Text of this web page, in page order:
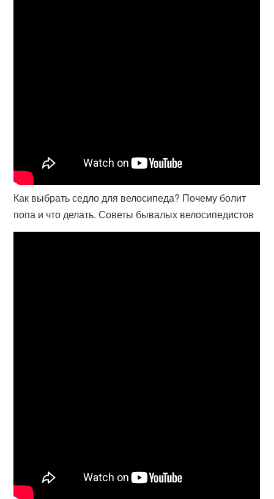
Как выбрать седло для велосипеда? Почему болит
попа и что делать. Советы бывалых велосипедистов